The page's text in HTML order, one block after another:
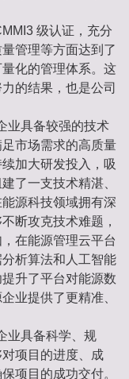
级认证，充分
管理等方面达到了
化的管理体系。这
的结果，也是公司
业具备较强的技术
市场需求的高质量
加大研发投入，吸
了一支技术精湛、
源科技领域拥有深
断攻克技术难题，
在能源管理云平台
析算法和人工智能
升了平台对能源数
业提供了更精准、
业具备科学、规
项目的进度、成
项目的成功交付。